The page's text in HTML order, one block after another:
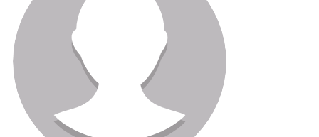
КЛЮЧЕВЫЕ СЛОВА
Регистрация